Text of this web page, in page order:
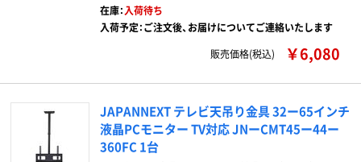
在庫：入荷待ち
入荷予定：ご注文後、お届けについてご連絡いたします
販売価格(税込)
￥6,080
JAPANNEXT テレビ天吊り金具 32ー65インチ
液晶PCモニター TV対応 JNーCMT45ー44ー
360FC 1台